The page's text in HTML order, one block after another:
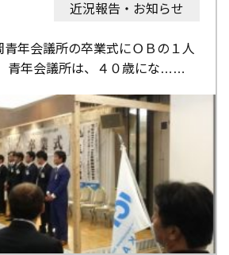
近況報告・お知らせ
青年会議所の卒業式にＯＢの１人
青年会議所は、４０歳にな…